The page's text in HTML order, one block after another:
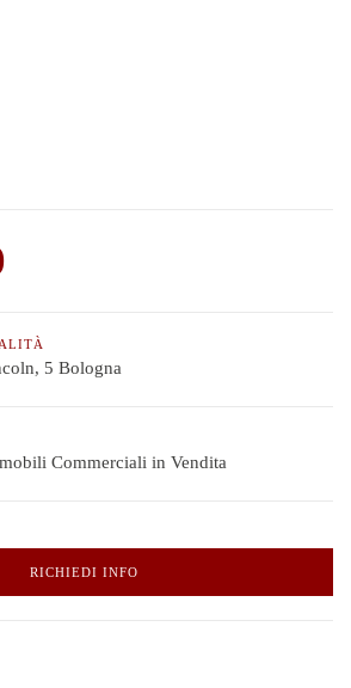
5 Bologna
Commerciali in Vendita
RICHIEDI INFO